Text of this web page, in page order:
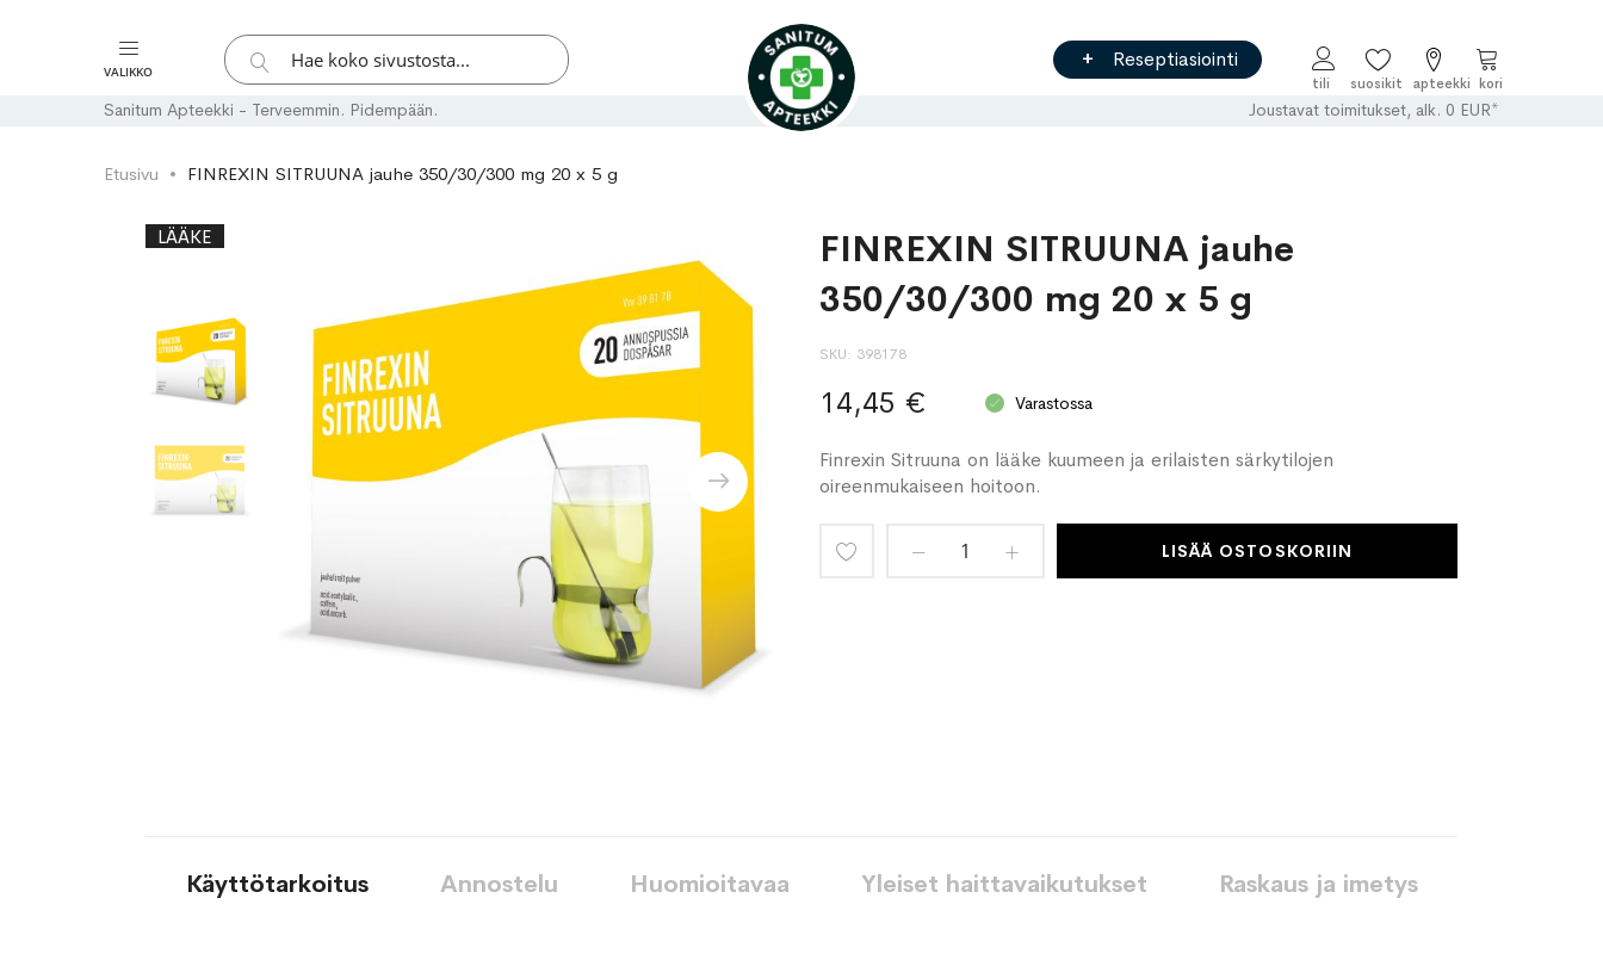
VALIKKO
Hae
Hae
Reseptiasiointi
Ostoskori
Sanitum Apteekki - Terveemmin. Pidempään. Joustavat toimitukset, alk. 0 EUR*
Etusivu FINREXIN SITRUUNA jauhe 350/30/300 mg 20 x 5 g
Skip
of
the
images
Skip
of
the
images
LÄÄKE
FINREXIN SITRUUNA jauhe
350/30/300 mg 20 x 5 g
SKU 398178
14,45 € Varastossa
Finrexin Sitruuna on lääke kuumeen ja erilaisten särkytilojen
oireenmukaiseen hoitoon.
LISÄÄ OSTOSKORIIN
Käyttötarkoitus Annostelu Huomioitavaa Yleiset haittavaikutukset Raskaus ja imetys